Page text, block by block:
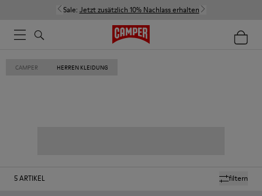
Sale: Jetzt zusätzlich 10% Nachlass erhalten
CAMPER HERREN KLEIDUNG
filtern
5ARTIKEL